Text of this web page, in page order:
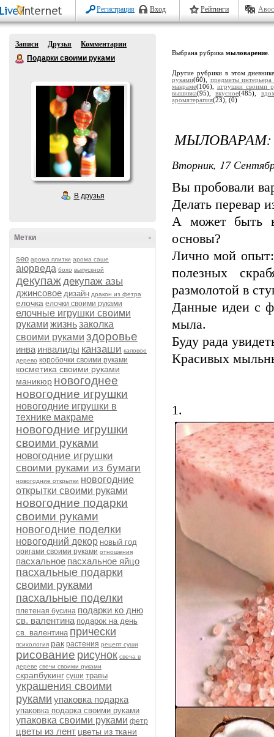
Регистрация Вход Рейтинги
Записи Друзья
Комментарии
Подарки своими руками
В друзья
-
Метки
seo арома плитки арома саше
аюрведа бохо выпускной
декупаждекупаж азы
джинсовое дизайн дракон из фетра
елочка елочки своими руками
елочные игрушки своими
руками жизньзаколка
своими руками здоровье
инва инвалиды канзаши каповое
дерево коробочки своими руками
косметика своими руками
маникюр новогоднее
новогодние игрушки
новогодние игрушки в
технике макраме
новогодние игрушки
своими руками
новогодние игрушки
своими руками из бумаги
новогодние открытки новогодние
открытки своими руками
новогодние подарки
своими руками
новогодние поделки
новогодний декор новый год
оригами своими руками отношения
пасхальное пасхальное яйцо
пасхальные подарки
своими руками
пасхальные поделки
плетеная бусина подарки ко дню
св. валентина подарок на день
св. валентина прически
психология рак растения рецепт суши
рисование рисунок свеча в
дереве свечи своими руками
скрапбукинг суши травы
украшения своими
руками упаковка подарка
упаковка подарка своими руками
упаковка своими руками фетр
цветы из лент цветы из ткани
Выбрана рубрика мыловарение
Другие рубрики в этом
руками(60), предметы
макраме(106), игрушки своими
вышивка(95),вкусное(485),
ароматерапия(23), (0)
Вторник, 17
Вы пробовали
Делать перевар
А может быть
основы?
Лично мой опыт:
полезных
размолотой в
Данные идеи с
мыла.
Буду рада
Красивых
1.